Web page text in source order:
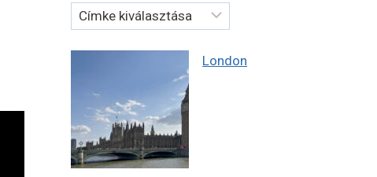
London